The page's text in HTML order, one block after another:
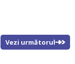
Vezi următorul